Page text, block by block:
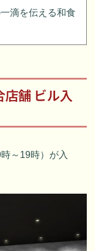
滴を伝える和食
舗 ビル入
～19時）が入